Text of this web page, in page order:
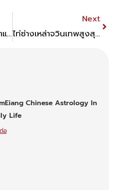
มาจู่ Vs จุยบวยเนี้ยเจ้าแม่ทับทิมเหมือนกัน แต่ไม่เหมือนกัน
Next
ไท่ซ่างเหล่าจวินเทพสูงสุดแห่งเต๋าและอีกบทบาทที่แตกต่าง
Chinese Astrology In
Life
อ